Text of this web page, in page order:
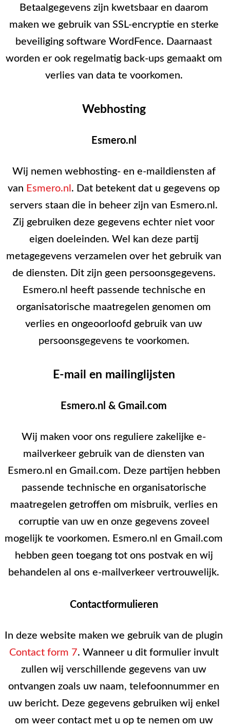
Betaalgegevens zijn kwetsbaar en daarom
maken we gebruik van SSL-encryptie en sterke
beveiliging software WordFence. Daarnaast
worden er ook regelmatig back-ups gemaakt om
verlies van data te voorkomen.
Webhosting
Esmero.nl
Wij nemen webhosting- en e-maildiensten af
van Esmero.nl . Dat betekent dat u gegevens op
servers staan die in beheer zijn van Esmero.nl.
Zij gebruiken deze gegevens echter niet voor
eigen doeleinden. Wel kan deze partij
metagegevens verzamelen over het gebruik van
de diensten. Dit zijn geen persoonsgegevens.
Esmero.nl heeft passende technische en
organisatorische maatregelen genomen om
verlies en ongeoorloofd gebruik van uw
persoonsgegevens te voorkomen.
E-mail en mailinglijsten
Esmero.nl & Gmail.com
Wij maken voor ons reguliere zakelijke e-
mailverkeer gebruik van de diensten van
Esmero.nl en Gmail.com. Deze partijen hebben
passende technische en organisatorische
maatregelen getroffen om misbruik, verlies en
corruptie van uw en onze gegevens zoveel
mogelijk te voorkomen. Esmero.nl en Gmail.com
hebben geen toegang tot ons postvak en wij
behandelen al ons e-mailverkeer vertrouwelijk.
Contactformulieren
In deze website maken we gebruik van de plugin
Contact form 7. Wanneer u dit formulier invult
zullen wij verschillende gegevens van uw
ontvangen zoals uw naam, telefoonnummer en
uw bericht. Deze gegevens gebruiken wij enkel
om weer contact met u op te nemen om uw